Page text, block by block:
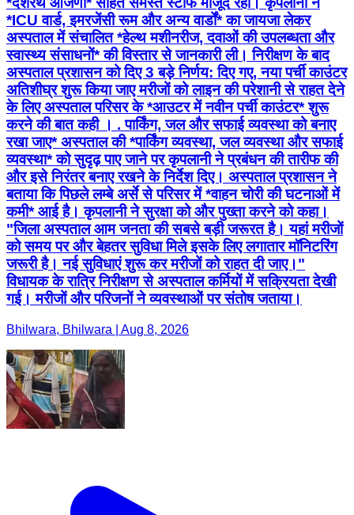
*ICU वार्ड, इमरजेंसी रूम और अन्य वार्डों* का जायजा लेकर
अस्पताल में संचालित *हेल्थ मशीनरीज, दवाओं की उपलब्धता और
स्वास्थ्य संसाधनों* की विस्तार से जानकारी ली। निरीक्षण के बाद
अस्पताल प्रशासन को दिए 3 बड़े निर्णय: दिए गए, नया पर्ची काउंटर
अतिशीघ्र शुरू किया जाए मरीजों को लाइन की परेशानी से राहत देने
के लिए अस्पताल परिसर के *आउटर में नवीन पर्ची काउंटर* शुरू
करने की बात कही । . पार्किंग, जल और सफाई व्यवस्था को बनाए
रखा जाए* अस्पताल की *पार्किंग व्यवस्था, जल व्यवस्था और सफाई
व्यवस्था* को सुदृढ़ पाए जाने पर कृपलानी ने प्रबंधन की तारीफ की
और इसे निरंतर बनाए रखने के निर्देश दिए। अस्पताल प्रशासन ने
बताया कि पिछले लम्बे अर्से से परिसर में *वाहन चोरी की घटनाओं में
कमी* आई है। कृपलानी ने सुरक्षा को और पुख्ता करने को कहा।
"जिला अस्पताल आम जनता की सबसे बड़ी जरूरत है। यहां मरीजों
को समय पर और बेहतर सुविधा मिले इसके लिए लगातार मॉनिटरिंग
जरूरी है। नई सुविधाएं शुरू कर मरीजों को राहत दी जाए।"
विधायक के रात्रि निरीक्षण से अस्पताल कर्मियों में सक्रियता देखी
गई। मरीजों और परिजनों ने व्यवस्थाओं पर संतोष जताया।
Bhilwara, Bhilwara | Aug 8, 2026